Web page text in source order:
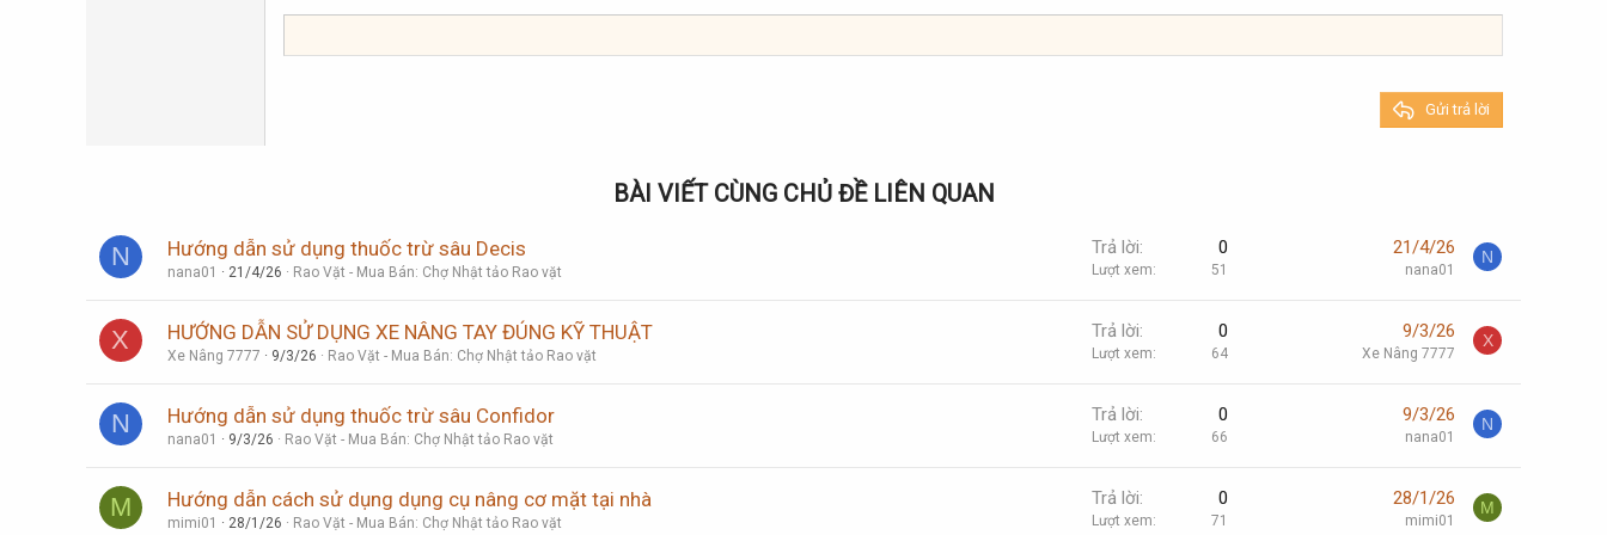
22
Tahoma
Times New Roman
Gửi trả lời
BÀI VIẾT CÙNG CHỦ ĐỀ LIÊN QUAN
N Hướng dẫn sử dụng thuốc trừ sâu Decis
nana01 21/4/26 Rao Vặt - Mua Bán: Chợ Nhật tảo Rao vặt
Trả lời 0
Lượt xem 51
21/4/26
nana01
N
X HƯỚNG DẪN SỬ DỤNG XE NÂNG TAY ĐÚNG KỸ THUẬT
Xe Nâng 7777 9/3/26 Rao Vặt - Mua Bán: Chợ Nhật tảo Rao vặt
Trả lời 0
Lượt xem 64
9/3/26
Xe Nâng 7777
X
N Hướng dẫn sử dụng thuốc trừ sâu Confidor
nana01 9/3/26 Rao Vặt - Mua Bán: Chợ Nhật tảo Rao vặt
Trả lời 0
Lượt xem 66
9/3/26
nana01
N
M Hướng dẫn cách sử dụng dụng cụ nâng cơ mặt tại nhà
mimi01 28/1/26 Rao Vặt - Mua Bán: Chợ Nhật tảo Rao vặt
Trả lời 0
Lượt xem 71
28/1/26
mimi01
M